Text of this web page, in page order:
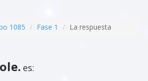
1085 Fase 1 La respuesta
es: